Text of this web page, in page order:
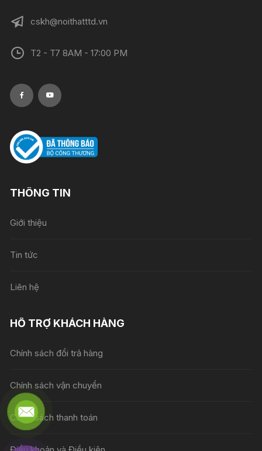
cskh@noithatttd.vn
T2 - T7 8AM - 17:00 PM
THÔNG TIN
Giới thiệu
Tin tức
Liên hệ
HỖ TRỢ KHÁCH HÀNG
Chính sách đổi trả hàng
Chính sách vận chuyển
Chính sách thanh toán